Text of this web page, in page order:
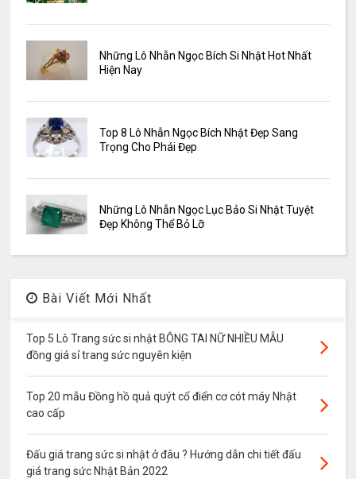
Những Lô Nhẫn Ngọc Bích Si Nhật Hot Nhất
Hiện Nay
Top 8 Lô Nhẫn Ngọc Bích Nhật Đẹp Sang
Trọng Cho Phái Đẹp
Những Lô Nhẫn Ngọc Lục Bảo Si Nhật Tuyệt
Đẹp Không Thể Bỏ Lỡ
Bài Viết Mới Nhất
Top 5 Lô Trang sức si nhật BÔNG TAI NỮ NHIỀU MẪU
đồng giá sỉ trang sức nguyên kiện
Top 20 mẫu Đồng hồ quả quýt cổ điển cơ cót máy Nhật
cao cấp
Đấu giá trang sức si nhật ở đâu ? Hướng dẫn chi tiết đấu
giá trang sức Nhật Bản 2022